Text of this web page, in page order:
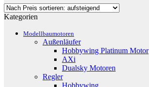
sortiert:
Kategorien
Modellbaumotoren
Außenläufer
Hobbywing Platinum Motor
AXi
Dualsky Motoren
Regler
Hobbywing